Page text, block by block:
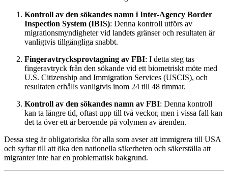
Kontroll av den sökandes namn i Inter-Agency Border
Inspection System (IBIS): Denna kontroll utförs av
migrationsmyndigheter vid landets gränser och resultaten är
vanligtvis tillgängliga snabbt.
Fingeravtrycksprovtagning av FBI: I detta steg tas
fingeravtryck från den sökande vid ett biometriskt möte med
U.S. Citizenship and Immigration Services (USCIS), och
resultaten erhålls vanligtvis inom 24 till 48 timmar.
Kontroll av den sökandes namn av FBI: Denna kontroll
kan ta längre tid, oftast upp till två veckor, men i vissa fall kan
det ta över ett år beroende på volymen av ärenden.
Dessa steg är obligatoriska för alla som avser att immigrera till USA
och syftar till att öka den nationella säkerheten och säkerställa att
migranter inte har en problematisk bakgrund.